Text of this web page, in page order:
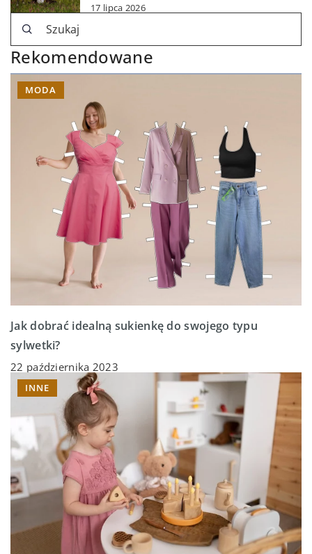
17 lipca 2026
Rekomendowane
MODA
Jak dobrać idealną sukienkę do swojego typu
sylwetki?
22 października 2023
INNE